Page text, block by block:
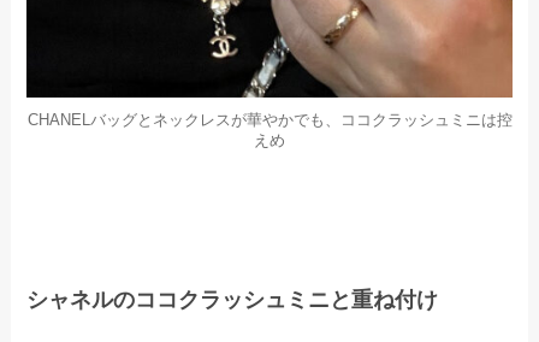
CHANELバッグとネックレスが華やかでも、ココクラッシュミニは控
えめ
シャネルのココクラッシュミニと重ね付け